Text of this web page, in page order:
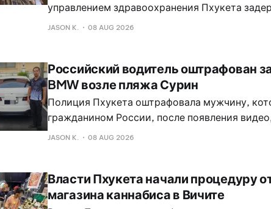
управлением здравоохранения Пхукета
женщину, которую подозревают в продаже
JASON K. 08 AUG 2026
Российский водитель оштрафован
BMW возле пляжа Сурин
Полиция Пхукета оштрафовала мужчину,
гражданином России, после появления
седан BMW опасно дрифтует на парковке у
Чёнгтале.
JASON K. 08 AUG 2026
Власти Пхукета начали процедуру
магазина каннабиса в Вичите